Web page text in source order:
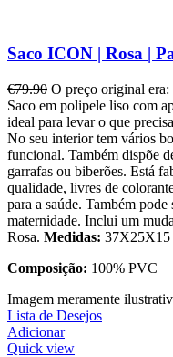
Saco ICON | Rosa |
€79.90 O preço original era:
Saco em polipele liso com
ideal para levar o que
No seu interior tem vários
funcional. Também dispõe
garrafas ou biberões. Está
qualidade, livres de
para a saúde. Também
maternidade. Inclui um
Rosa. Medidas: 37X25X15
Composição: 100% PVC
Imagem meramente
Lista de Desejos
Adicionar
Quick view